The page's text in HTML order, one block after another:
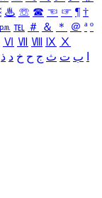
♨ ☏ ☎ ☜ ☞ ¶ †
㏘ ℡ ＃ ＆ ＊ ＠ ª º
Ⅵ Ⅶ Ⅷ Ⅸ Ⅹ
ب ت ث ج ح خ د ذ